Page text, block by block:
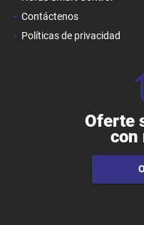
Contáctenos
Políticas de privacidad
Oferte
con